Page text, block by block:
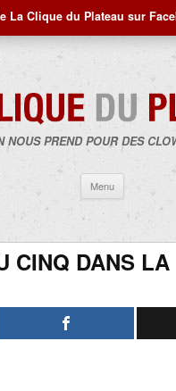
La Clique du Plateau sur
NOUS PREND POUR DES
Menu
contenu
CINQ DANS